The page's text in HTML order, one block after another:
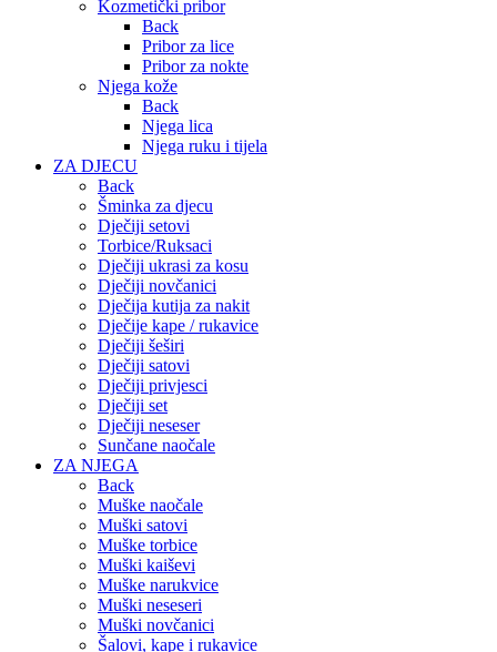
Kozmetički pribor
Back
Pribor za lice
Pribor za nokte
Njega kože
Back
Njega lica
Njega ruku i tijela
ZA DJECU
Back
Šminka za djecu
Dječiji setovi
Torbice/Ruksaci
Dječiji ukrasi za kosu
Dječiji novčanici
Dječija kutija za nakit
Dječije kape / rukavice
Dječiji šeširi
Dječiji satovi
Dječiji privjesci
Dječiji set
Dječiji neseser
Sunčane naočale
ZA NJEGA
Back
Muške naočale
Muški satovi
Muške torbice
Muški kaiševi
Muške narukvice
Muški neseseri
Muški novčanici
Šalovi, kape i rukavice